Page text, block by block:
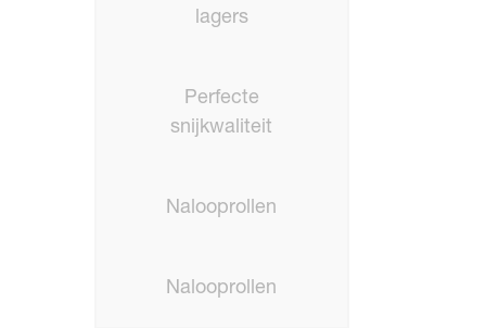
lagers
Perfecte
snijkwaliteit
Nalooprollen
Nalooprollen